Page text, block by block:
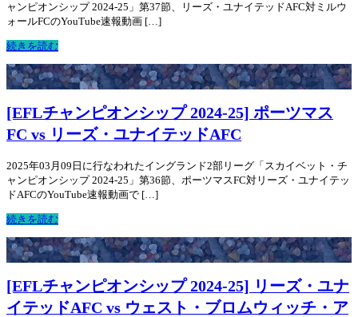
ャンピオンシップ 2024-25」第37節、リーズ・ユナイテッドAFC対ミルウ
ォールFCのYouTube速報動画 […]
続きを読む
[EFLチャンピオンシップ 2024-25] ポーツマス
FC vs リーズ・ユナイテッドAFC
2025年03月09日に行なわれたイングランド2部リーグ「スカイベット・チ
ャンピオンシップ 2024-25」第36節、ポーツマスFC対リーズ・ユナイテッ
ドAFCのYouTube速報動画で […]
続きを読む
[EFLチャンピオンシップ 2024-25] リーズ・ユナ
イテッドAFC vs ウェスト・ブロムウィッチ・ア